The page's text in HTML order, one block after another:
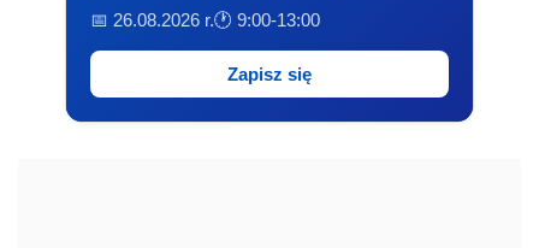
📅 26.08.2026 r.🕐 9:00-13:00
Zapisz się